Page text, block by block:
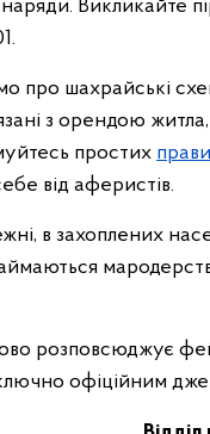
Викликайте
про шахрайські
з орендою
простих
від аферистів.
в захоплених
розповсюджує
офіційним